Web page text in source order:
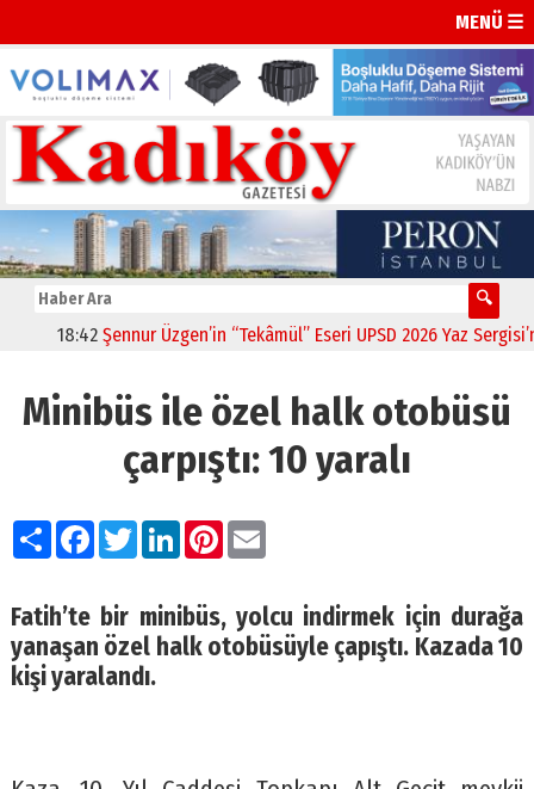
MENÜ ☰
18:42 Şennur Üzgen’in “Tekâmül” Eseri UPSD 2026 Yaz
Minibüs ile özel halk otobüsü
çarpıştı: 10 yaralı
PaylaşFacebook
TwitterLinkedIn
Pinterest
Email
Fatih’te bir minibüs, yolcu indirmek için durağa
yanaşan özel halk otobüsüyle çapıştı. Kazada 10
kişi yaralandı.